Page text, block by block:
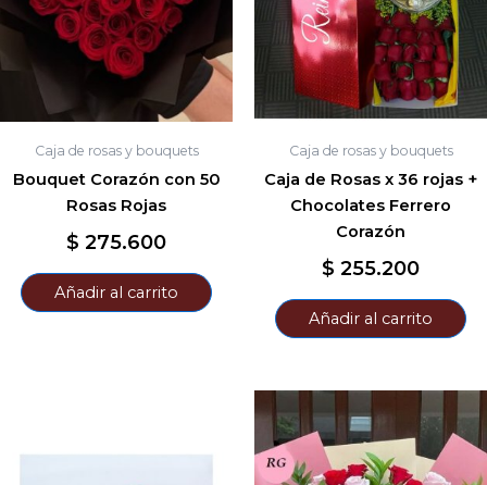
Caja de rosas y bouquets
Bouquet Corazón con 50
Rosas Rojas
$ 275.600
Añadir al carrito
Caja de rosas y bouquets
Caja de Rosas x 36 rojas +
Chocolates Ferrero
Corazón
$ 255.200
Añadir al carrito